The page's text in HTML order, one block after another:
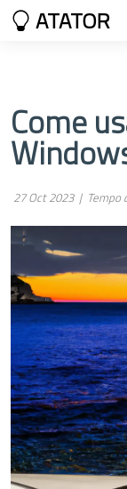
ATATOR
Come
27 Oct 2023 |